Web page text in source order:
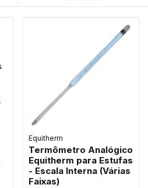
Equitherm
Termômetro Analógico
Equitherm para Estufas
- Escala Interna (Várias
Faixas)